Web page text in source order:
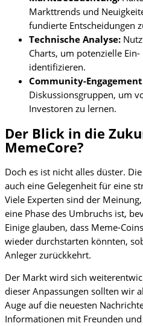
Markttrends und
fundierte Entscheidungen
Technische Analyse:
Charts, um potenzielle
identifizieren.
Community-
Diskussionsgruppen, um
Investoren zu lernen.
Der Blick in die
MemeCore?
Doch es ist nicht alles düster.
auch eine Gelegenheit für eine
Viele Experten sind der
eine Phase des Umbruchs ist,
Einige glauben, dass Meme-
wieder durchstarten könnten,
Anleger zurückkehrt.
Der Markt wird sich
dieser Anpassungen sollten wir
Auge auf die neuesten
Informationen mit Freunden